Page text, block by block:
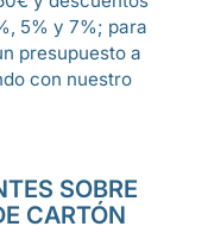
5% y 7%; para
presupuesto a
con nuestro
SOBRE
CARTÓN